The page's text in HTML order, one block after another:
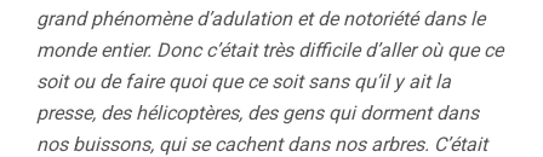
grand phénomène d’adulation et de notoriété dans le
monde entier. Donc c’était très difficile d’aller où que ce
soit ou de faire quoi que ce soit sans qu’il y ait la
presse, des hélicoptères, des gens qui dorment dans
nos buissons, qui se cachent dans nos arbres. C’était